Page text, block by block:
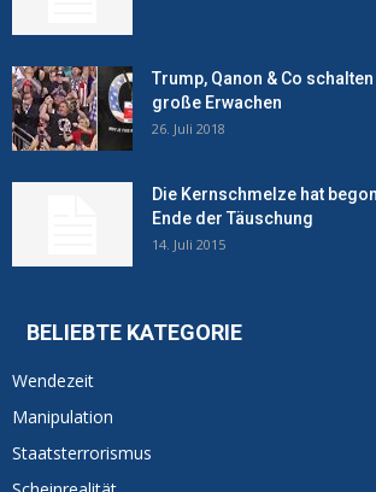
Trump, Qanon & Co
große Erwachen
26. Juli 2018
Die Kernschmelze hat
Ende der Täuschung
14. Juli 2015
BELIEBTE KATEGORIE
Wendezeit
Manipulation
Staatsterrorismus